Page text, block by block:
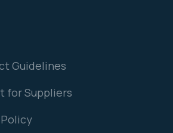
Guidelines
for Suppliers